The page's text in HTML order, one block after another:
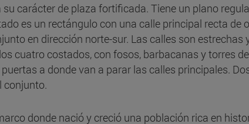
carácter de plaza fortificada. Tiene un plano
es un rectángulo con una calle principal recta de
en dirección norte-sur. Las calles son
cuatro costados, con fosos, barbacanas y torres
a donde van a parar las calles principales.
conjunto.
donde nació y creció una población rica en